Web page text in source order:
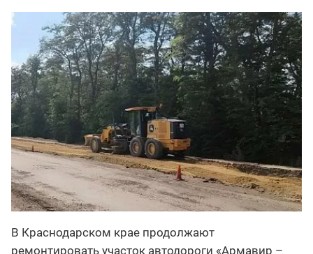
В Краснодарском крае продолжают
ремонтировать участок автодороги «Армавир –